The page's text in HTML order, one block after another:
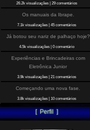
26.2k visualizações| 29 comentários
Os manuais da Ibrape.
7.1k visualizações| 45 comentários
Já botou seu nariz de palhaço hoje?
4.5k visualizações| 0 comentário
Experiências e Brincadeiras com
Eletrônica Junior
3.9k visualizações| 21 comentários
Começando uma nova fase.
3.8k visualizações| 10 comentários
[ Perfil ]